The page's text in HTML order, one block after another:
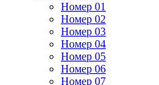
Номер 01
Номер 02
Номер 03
Номер 04
Номер 05
Номер 06
Номер 07